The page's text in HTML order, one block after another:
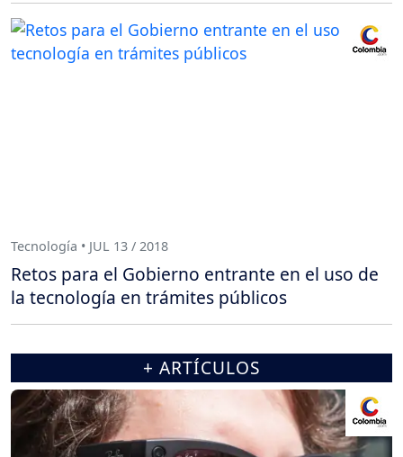
Tecnología • JUL 13 / 2018
Retos para el Gobierno entrante en el uso de
la tecnología en trámites públicos
+ ARTÍCULOS